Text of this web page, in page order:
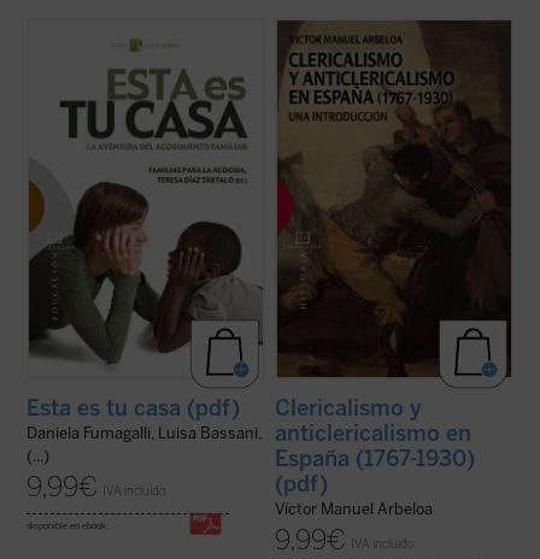
No es extraño ver cómo muchas personas
se embarcan en la aventura de los
acogimientos o las adopciones cargados
de buenas intenciones, y en ocasiones
llenos de romanticismos. Pero muchos no
resisten el embate de la realidad: cuando
empiezan a ... (ver ficha)
Esta es tu casa (pdf)
Daniela Fumagalli, Luisa Bassani,
(...)
9,99€ IVA incluido
disponible en ebook:
La historia española, especialmente en los
últimos siglos, parece marcada por una
confrontación radical entre las posiciones
católicas y las posiciones anticatólicas.
Desde ambos lados se ha derivado a
menudo hacia una actitud de hostilidad y ...
Clericalismo y
anticlericalismo en
España (1767-1930)
(pdf)
Víctor Manuel Arbeloa
9,99€ IVA incluido